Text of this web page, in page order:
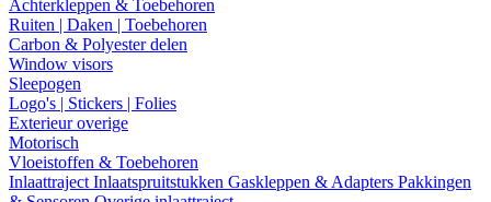
Achterkleppen & Toebehoren
Ruiten | Daken | Toebehoren
Carbon & Polyester delen
Window visors
Sleepogen
Logo's | Stickers | Folies
Exterieur overige
Motorisch
Vloeistoffen & Toebehoren
Inlaattraject Inlaatspruitstukken Gaskleppen & Adapters Pakkingen